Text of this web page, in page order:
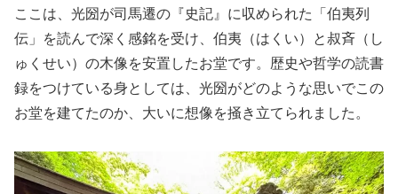
ここは、光圀が司馬遷の『史記』に収められた「伯夷列
伝」を読んで深く感銘を受け、伯夷（はくい）と叔斉（し
ゅくせい）の木像を安置したお堂です。歴史や哲学の読書
録をつけている身としては、光圀がどのような思いでこの
お堂を建てたのか、大いに想像を掻き立てられました。